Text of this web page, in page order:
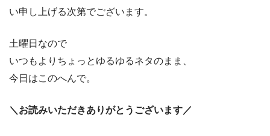
い申し上げる次第でございます。
土曜日なので
いつもよりちょっとゆるゆるネタのまま、
今日はこのへんで。
＼お読みいただきありがとうございます／